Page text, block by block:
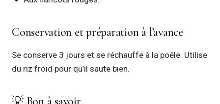
Conservation et préparation à l’avance
Se conserve 3 jours et se réchauffe à la poêle. Utilise
du riz froid pour qu’il saute bien.